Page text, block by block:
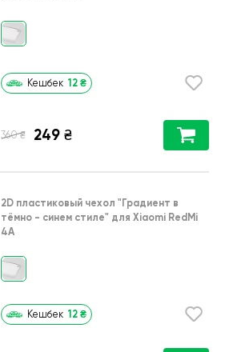
Кешбек 12 ₴
360 ₴ 249 ₴
2D пластиковый чехол "Градиент в
тёмно - синем стиле" для Xiaomi RedMi
4A
Кешбек 12 ₴